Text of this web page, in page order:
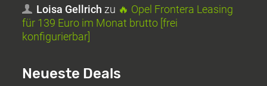
Loisa Gellrich zu 🔥 Opel Frontera Leasing
für 139 Euro im Monat brutto [frei
konfigurierbar]
Neueste Deals